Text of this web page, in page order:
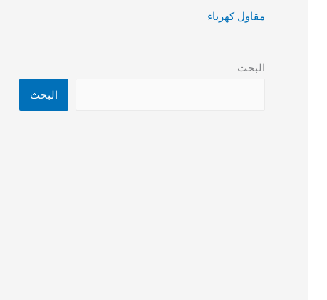
مقاول كهرباء
البحث
البحث